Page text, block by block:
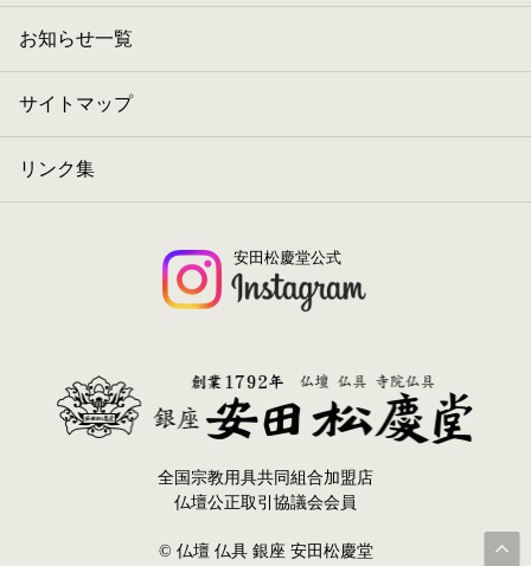
お知らせ一覧
サイトマップ
リンク集
安田松慶堂公式
全国宗教用具共同組合加盟店
仏壇公正取引協議会会員
© 仏壇 仏具 銀座 安田松慶堂